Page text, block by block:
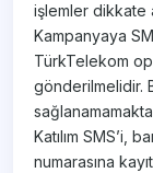
işlemler dikkate
Kampanyaya
TürkTelekom
gönderilmelidir.
Katılım SMS’i,
numarasına